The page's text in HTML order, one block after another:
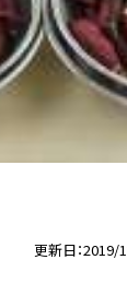
更新日 2019/